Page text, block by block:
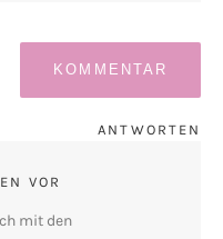
VOR
ANTWORTEN
mit den